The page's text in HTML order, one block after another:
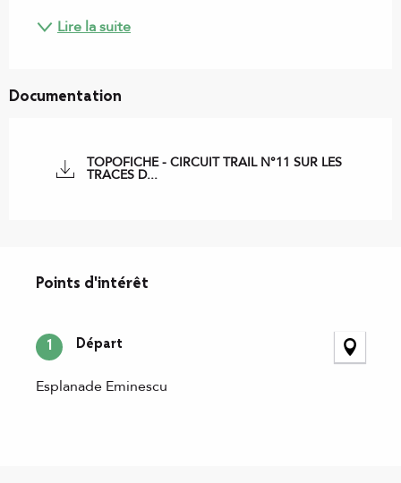
Lire la suite
Documentation
TOPOFICHE - CIRCUIT TRAIL N°11 SUR LES
TRACES D...
Points d'intérêt
1 Départ
Esplanade Eminescu